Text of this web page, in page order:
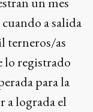
a salida
terneros/as
lo registrado
para la
a lograda el